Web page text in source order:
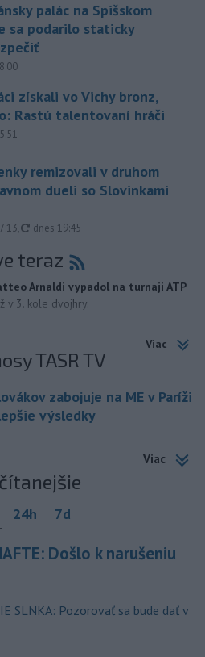
palác na Spišskom
sa podarilo staticky
získali vo Vichy bronz,
Rastú talentovaní hráči
remizovali v druhom
dueli so Slovinkami
, aktualizované
dnes 19:45
teraz
Arnaldi vypadol na turnaji ATP
v 3. kole dvojhry.
Viac
TASR TV
zabojuje na ME v Paríži
výsledky
Viac
24h 7d
Došlo k narušeniu
SLNKA: Pozorovať sa bude dať v